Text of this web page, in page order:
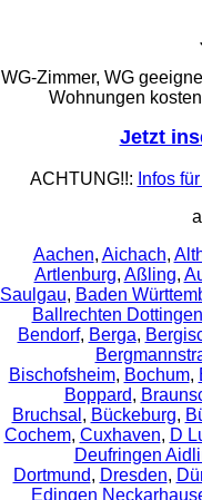
WG-Zimmer, WG
Wohnungen
Jetzt
ACHTUNG!!: Infos
Aachen, Aichach,
Artlenburg, Aßling,
Saulgau, Baden
Ballrechten Dottingen
Bendorf, Berga,
Bischofsheim, Bochum,
Boppard,
Bruchsal , Bückeburg,
Cochem, Cuxhaven, D
Deufringen
Dortmund, Dresden,
Edingen